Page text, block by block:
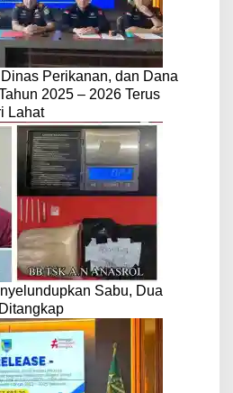
Perikanan, dan Dana
2025 – 2026 Terus
Lahat
Sabu, Dua